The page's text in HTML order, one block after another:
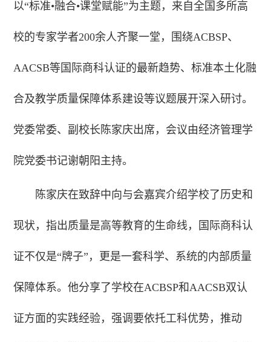
以“标准•融合•课堂赋能”为主题，来自全国多所高
校的专家学者200余人齐聚一堂，围绕ACBSP、
AACSB等国际商科认证的最新趋势、标准本土化融
合及教学质量保障体系建设等议题展开深入研讨。
党委常委、副校长陈家庆出席，会议由经济管理学
院党委书记谢朝阳主持。
陈家庆在致辞中向与会嘉宾介绍学校了历史和
现状，指出质量是高等教育的生命线，国际商科认
证不仅是“牌子”，更是一套科学、系统的内部质量
保障体系。他分享了学校在ACBSP和AACSB双认
证方面的实践经验，强调要依托工科优势，推动